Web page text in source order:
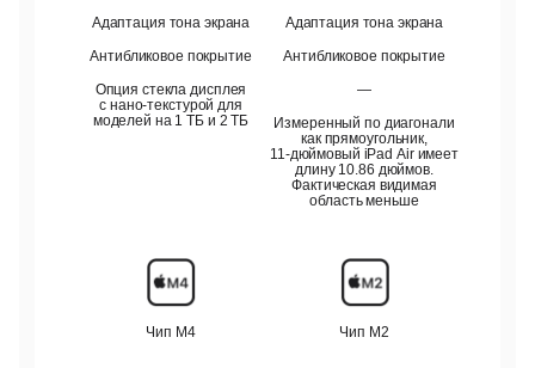
Адаптация тона экрана
Антибликовое покрытие
Опция стекла дисплея
с нано-текстурой для
моделей на 1 ТБ и 2 ТБ
Адаптация тона экрана
Антибликовое покрытие
—
Измеренный по диагонали
как прямоугольник,
11-дюймовый iPad Air имеет
длину 10.86 дюймов.
Фактическая видимая
область меньше
Чип M4 Чип M2